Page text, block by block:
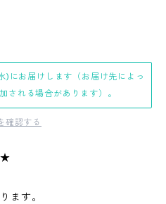
にお届けします（お届け先によっ
される場合があります）。
確認する
ます。